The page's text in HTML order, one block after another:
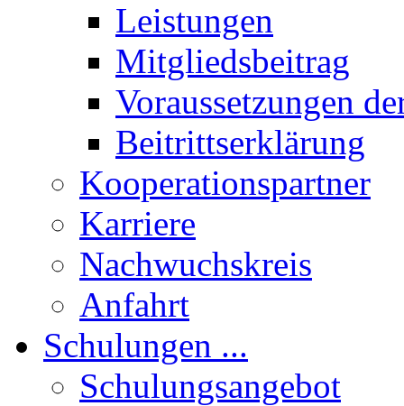
Leistungen
Mitgliedsbeitrag
Voraussetzungen
Beitrittserklärung
Kooperationspartner
Karriere
Nachwuchskreis
Anfahrt
Schulungen ...
Schulungsangebot